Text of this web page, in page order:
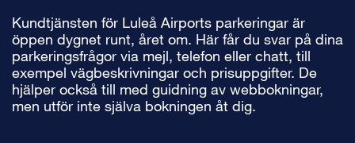
Kundtjänsten för Luleå Airports parkeringar är
öppen dygnet runt, året om. Här får du svar på dina
parkeringsfrågor via mejl, telefon eller chatt, till
exempel vägbeskrivningar och prisuppgifter. De
hjälper också till med guidning av webbokningar,
men utför inte själva bokningen åt dig.